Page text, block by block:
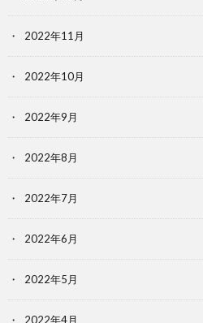
2022年11月
2022年10月
2022年9月
2022年8月
2022年7月
2022年6月
2022年5月
2022年4月